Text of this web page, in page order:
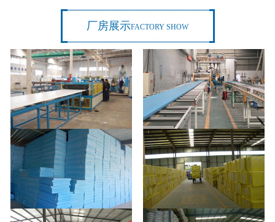
厂房展示FACTORY SHOW